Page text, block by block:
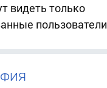
видеть только
пользователи